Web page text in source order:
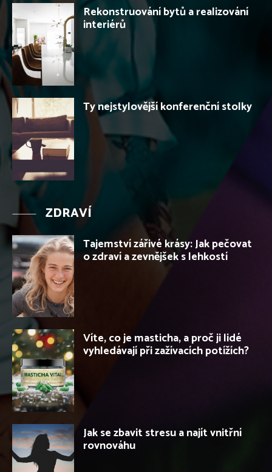
Rekonstruování bytů a realizování
interiérů
Ty nejstylovější konferenční stolky
ZDRAVÍ
Tajemství zářivé krásy: Jak pečovat
o zdraví a zevnějšek s lehkostí
Víte, co je masticha, a proč ji lidé
vyhledávají při zažívacích potížích?
Jak se zbavit stresu a najít vnitřní
rovnováhu